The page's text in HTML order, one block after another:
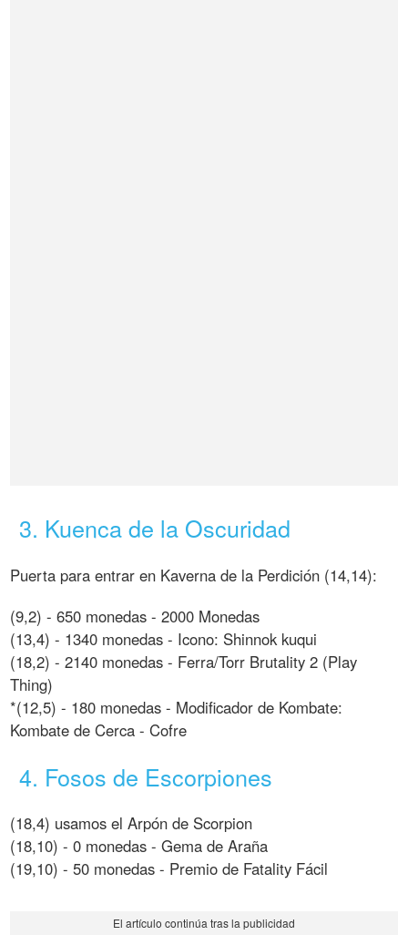
3. Kuenca de la Oscuridad
Puerta para entrar en Kaverna de la Perdición (14,14):
(9,2) - 650 monedas - 2000 Monedas
(13,4) - 1340 monedas - Icono: Shinnok kuqui
(18,2) - 2140 monedas - Ferra/Torr Brutality 2 (Play
Thing)
*(12,5) - 180 monedas - Modificador de Kombate:
Kombate de Cerca - Cofre
4. Fosos de Escorpiones
(18,4) usamos el Arpón de Scorpion
(18,10) - 0 monedas - Gema de Araña
(19,10) - 50 monedas - Premio de Fatality Fácil